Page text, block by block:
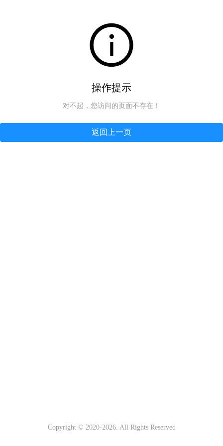
操作提示
对不起，您访问的页面不存在！
返回上一页
Copyright © 2020-2026. All Rights Reserved